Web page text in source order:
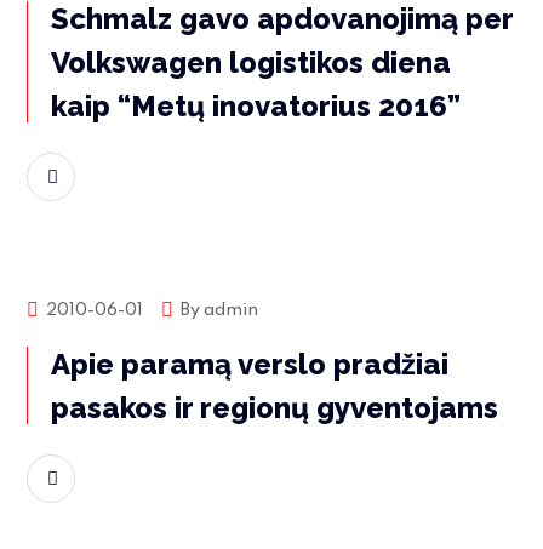
Schmalz gavo apdovanojimą per
Volkswagen logistikos diena
kaip “Metų inovatorius 2016”
Rinkos naujienos
2010-06-01 Byadmin
Apie paramą verslo pradžiai
pasakos ir regionų gyventojams